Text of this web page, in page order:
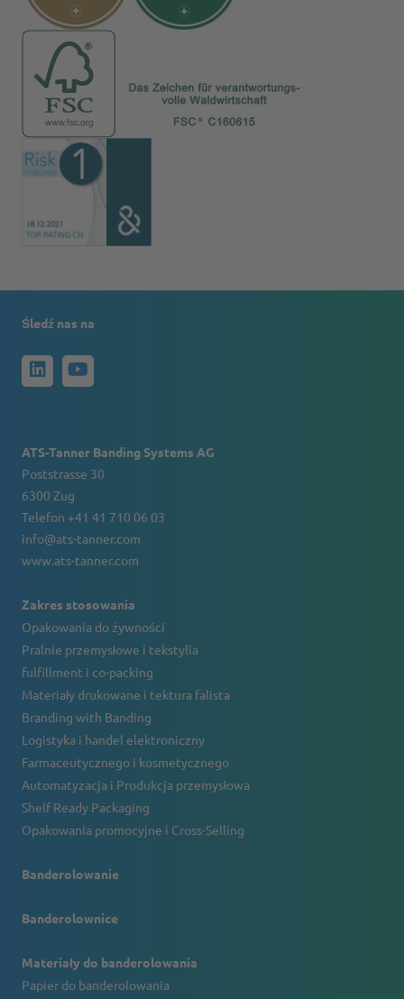
Śledź nas na
ATS-Tanner Banding Systems AG
Poststrasse 30
6300 Zug
Telefon +41 41 710 06 03
info@ats-tanner.com
www.ats-tanner.com
Zakres stosowania
Opakowania do żywności
Pralnie przemysłowe i tekstylia
fulfillment i co-packing
Materiały drukowane i tektura falista
Branding with Banding
Logistyka i handel elektroniczny
Farmaceutycznego i kosmetycznego
Automatyzacja i Produkcja przemysłowa
Shelf Ready Packaging
Opakowania promocyjne i Cross-Selling
Banderolowanie
Banderolownice
Materiały do banderolowania
Papier do banderolowania